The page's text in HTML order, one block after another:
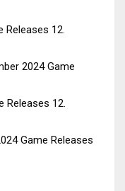
Releases 12.
2024 Game
Releases 12.
Game Releases